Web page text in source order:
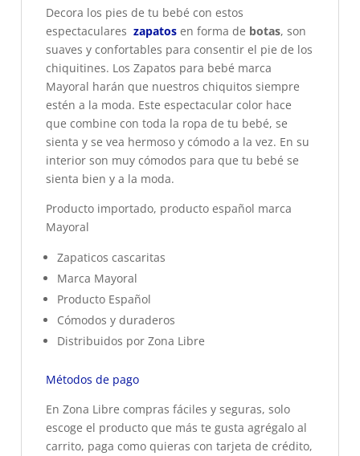
Decora los pies de tu bebé con estos
espectaculares zapatos en forma de botas, son
suaves y confortables para consentir el pie de los
chiquitines. Los Zapatos para bebé marca
Mayoral harán que nuestros chiquitos siempre
estén a la moda. Este espectacular color hace
que combine con toda la ropa de tu bebé, se
sienta y se vea hermoso y cómodo a la vez. En su
interior son muy cómodos para que tu bebé se
sienta bien y a la moda.
Producto importado, producto español marca
Mayoral
Zapaticos cascaritas
Marca Mayoral
Producto Español
Cómodos y duraderos
Distribuidos por Zona Libre
Métodos de pago
En Zona Libre compras fáciles y seguras, solo
escoge el producto que más te gusta agrégalo al
carrito, paga como quieras con tarjeta de crédito,